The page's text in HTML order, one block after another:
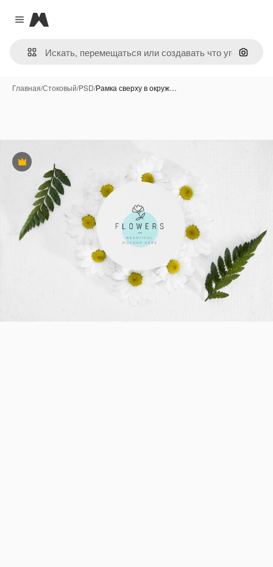
Close menu
Magnific
Поиск
Главная/Стоковый/PSD/Рамка сверху в окруж…
Премиум